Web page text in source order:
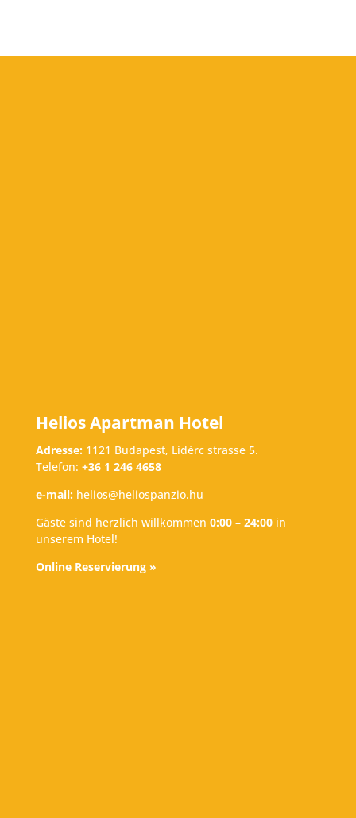
Helios Apartman Hotel
Adresse:1121 Budapest, Lidérc strasse 5.
Telefon: +36 1 246 4658
e-mail:helios@heliospanzio.hu
Gäste sind herzlich willkommen 0:00 – 24:00in
unserem Hotel!
Online Reservierung »